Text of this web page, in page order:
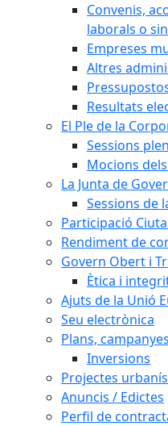
Convenis,
laborals o
Empreses
Altres
Resultats
El Ple de la
Sessions
Mocions
La Junta de
Sessions de
Participació
Rendiment de
Govern Obert i
Ètica i
Ajuts de la Unió
Seu electrònica
Plans,
Inversions
Projectes
Anuncis / Edictes
Perfil de